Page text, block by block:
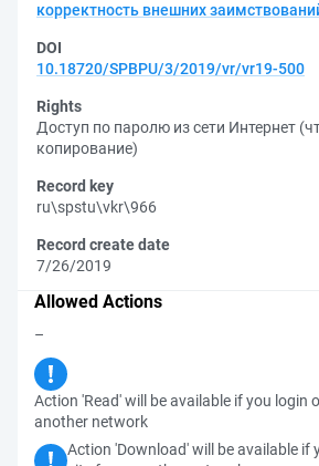
корректность внешних
DOI
10.18720/SPBPU/3/2019/vr/vr19-500
Rights
Доступ по паролю из сети Интернет
копирование)
Record key
ru\spstu\vkr\966
Record create date
7/26/2019
Allowed Actions
–
Action 'Read' will be available if you login
another network
Action 'Download' will be available if